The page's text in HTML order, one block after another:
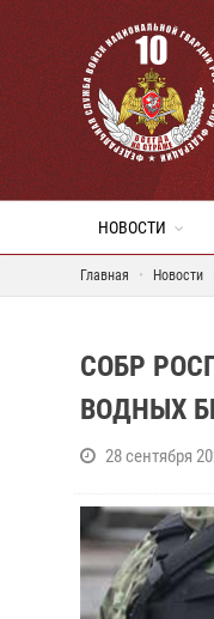
НОВОСТИ
Главная Новости
СОБР
ВОДНЫХ
28 сентября